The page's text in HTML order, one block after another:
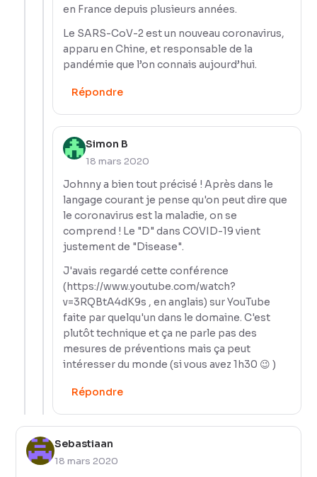
en France depuis plusieurs années.
Le SARS-CoV-2 est un nouveau coronavirus,
apparu en Chine, et responsable de la
pandémie que l’on connais aujourd’hui.
Répondre
Simon B
18 mars 2020
Johnny a bien tout précisé ! Après dans le
langage courant je pense qu'on peut dire que
le coronavirus est la maladie, on se
comprend ! Le "D" dans COVID-19 vient
justement de "Disease".
J'avais regardé cette conférence
(https://www.youtube.com/watch?
v=3RQBtA4dK9s , en anglais) sur YouTube
faite par quelqu'un dans le domaine. C'est
plutôt technique et ça ne parle pas des
mesures de préventions mais ça peut
intéresser du monde (si vous avez 1h30 😉 )
Répondre
Sebastiaan
18 mars 2020